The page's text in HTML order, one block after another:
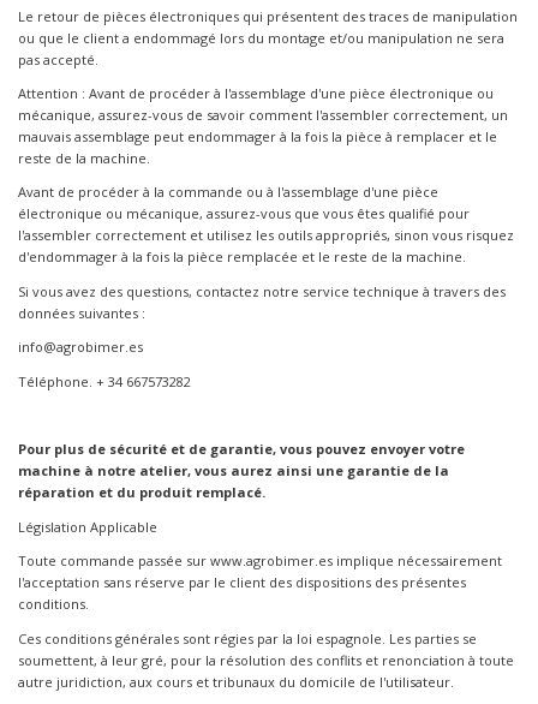
Le retour de pièces électroniques qui présentent des traces de manipulation
ou que le client a endommagé lors du montage et/ou manipulation ne sera
pas accepté.
Attention : Avant de procéder à l'assemblage d'une pièce électronique ou
mécanique, assurez-vous de savoir comment l'assembler correctement, un
mauvais assemblage peut endommager à la fois la pièce à remplacer et le
reste de la machine.
Avant de procéder à la commande ou à l'assemblage d'une pièce
électronique ou mécanique, assurez-vous que vous êtes qualifié pour
l'assembler correctement et utilisez les outils appropriés, sinon vous risquez
d'endommager à la fois la pièce remplacée et le reste de la machine.
Si vous avez des questions, contactez notre service technique à travers des
données suivantes :
info@agrobimer.es
Téléphone. + 34 667573282
Pour plus de sécurité et de garantie, vous pouvez envoyer votre
machine à notre atelier, vous aurez ainsi une garantie de la
réparation et du produit remplacé.
Législation Applicable
Toute commande passée sur www.agrobimer.es implique nécessairement
l'acceptation sans réserve par le client des dispositions des présentes
conditions.
Ces conditions générales sont régies par la loi espagnole. Les parties se
soumettent, à leur gré, pour la résolution des conflits et renonciation à toute
autre juridiction, aux cours et tribunaux du domicile de l'utilisateur.